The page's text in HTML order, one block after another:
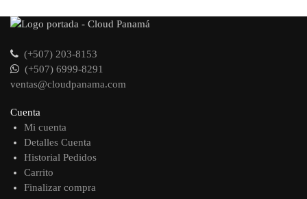
(+507) 203-8153
(+507) 6999-8291
ventas@cloudpanama.com
Cuenta
Mi cuenta
Detalles Cuenta
Historial Pedidos
Carrito
Finalizar compra